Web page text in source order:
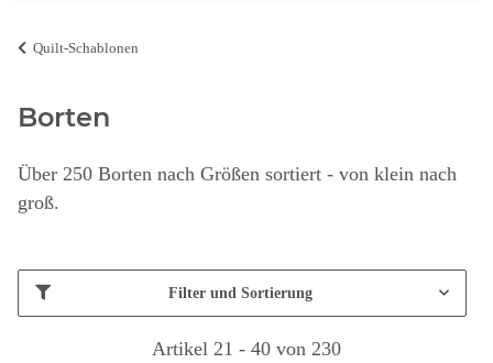
Quilt-Schablonen
Borten
Über 250 Borten nach Größen sortiert - von klein nach
groß.
Filter und Sortierung
Artikel 21 - 40 von 230